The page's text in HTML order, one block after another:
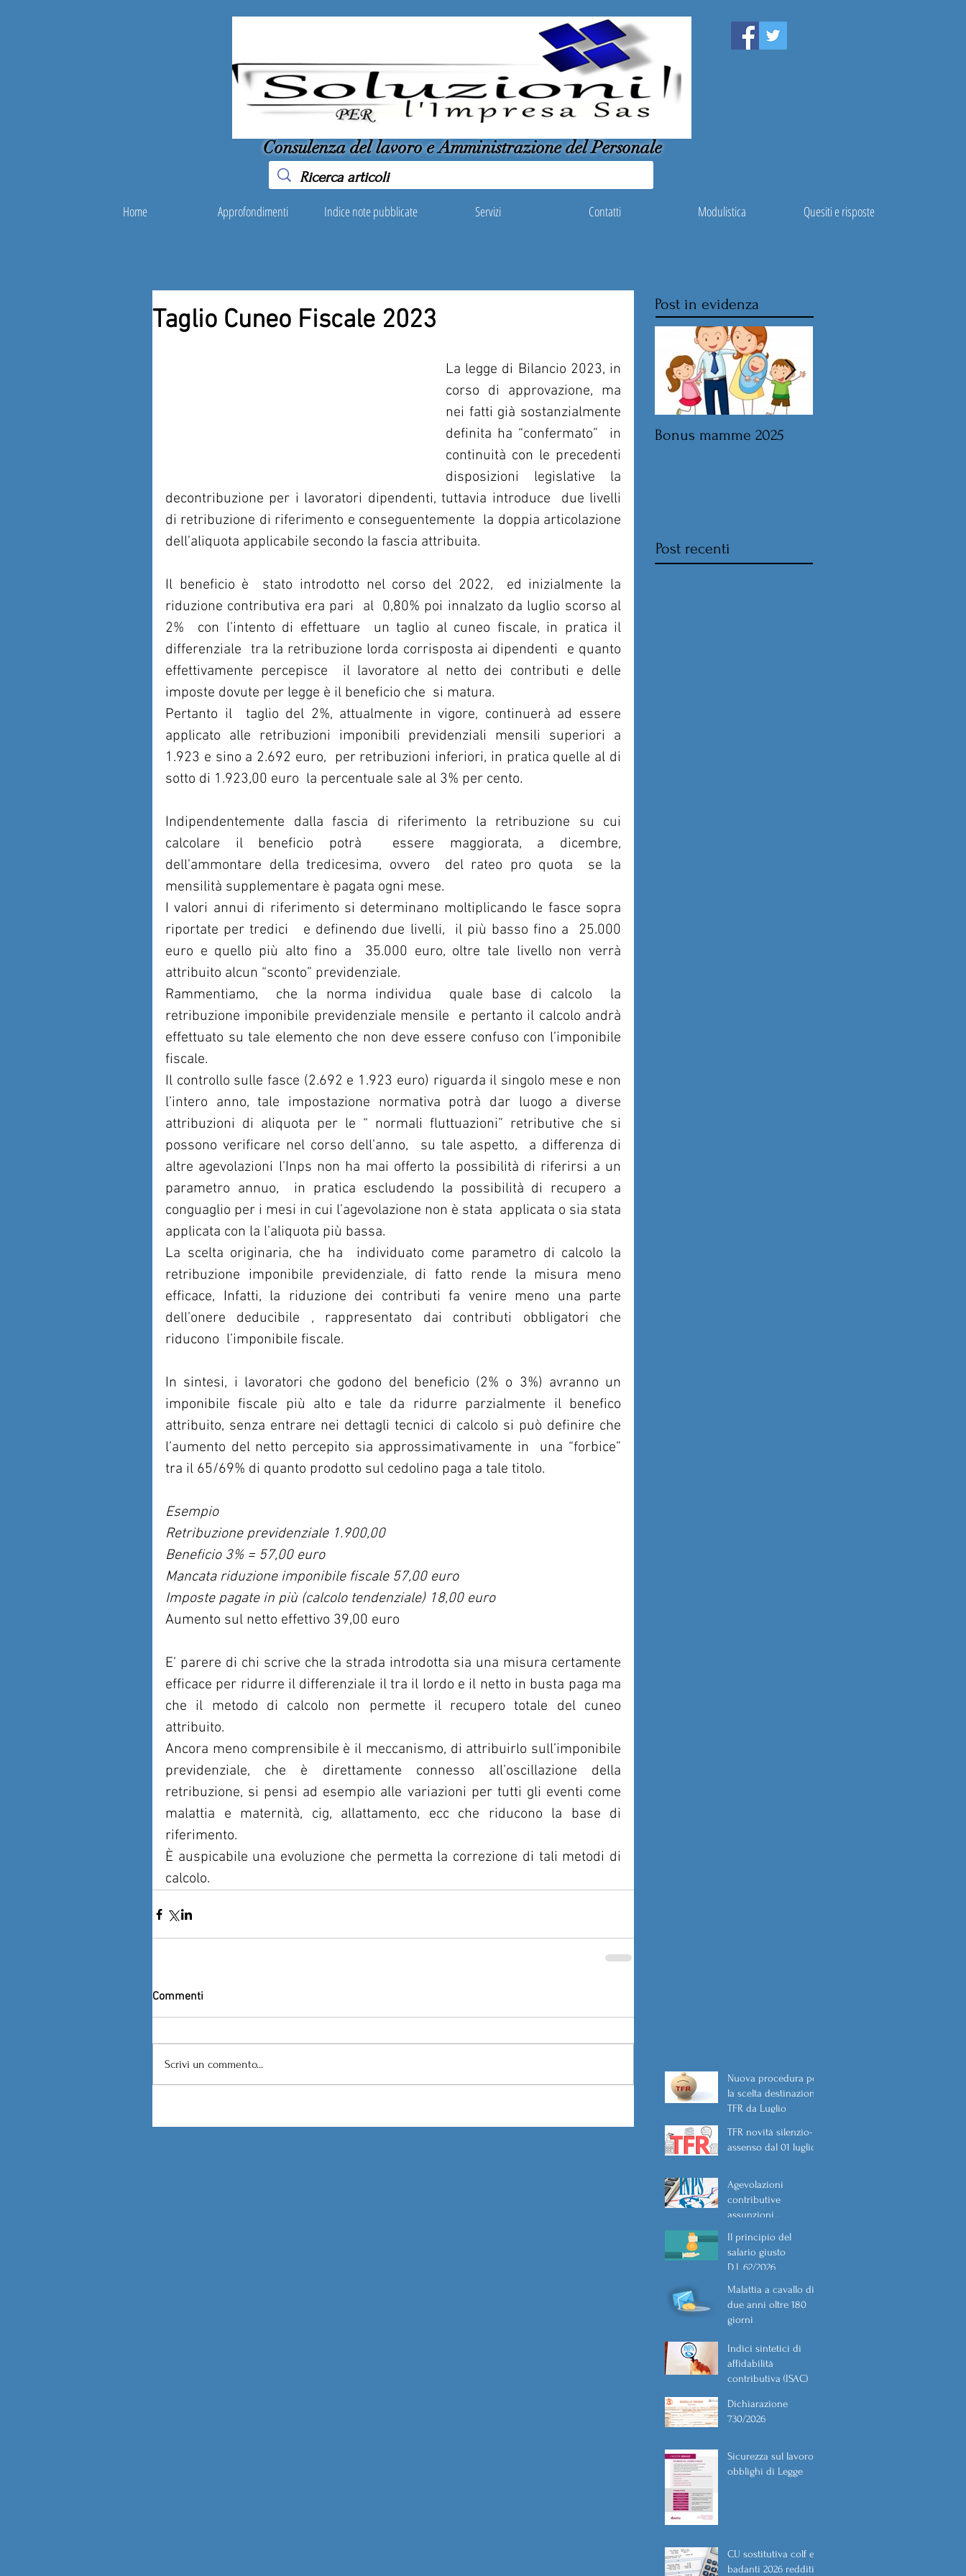
Consulenza del lavoro e Amministrazione del Personale
Home Approfondimenti Indice note pubblicate Servizi Contatti Modulistica Quesiti e risposte
Taglio Cuneo Fiscale 2023
La legge di Bilancio 2023, in
corso di approvazione, ma
nei fatti già sostanzialmente
definita ha “confermato”  in
continuità con le precedenti
disposizioni legislative la
decontribuzione per i lavoratori dipendenti, tuttavia introduce  due livelli
di retribuzione di riferimento e conseguentemente  la doppia articolazione
dell’aliquota applicabile secondo la fascia attribuita.
Il beneficio è  stato introdotto nel corso del 2022,  ed inizialmente la
riduzione contributiva era pari  al  0,80% poi innalzato da luglio scorso al
2%  con l’intento di effettuare  un taglio al cuneo fiscale, in pratica il
differenziale  tra la retribuzione lorda corrisposta ai dipendenti  e quanto
effettivamente percepisce  il lavoratore al netto dei contributi e delle
imposte dovute per legge è il beneficio che  si matura.
Pertanto il  taglio del 2%, attualmente in vigore, continuerà ad essere
applicato alle retribuzioni imponibili previdenziali mensili superiori a
1.923 e sino a 2.692 euro,  per retribuzioni inferiori, in pratica quelle al di
sotto di 1.923,00 euro  la percentuale sale al 3% per cento.
Indipendentemente dalla fascia di riferimento la retribuzione su cui
calcolare il beneficio potrà  essere maggiorata, a dicembre,
dell’ammontare della tredicesima, ovvero  del rateo pro quota  se la
mensilità supplementare è pagata ogni mese.
I valori annui di riferimento si determinano moltiplicando le fasce sopra
riportate per tredici   e definendo due livelli,  il più basso fino a  25.000
euro e quello più alto fino a  35.000 euro, oltre tale livello non verrà
attribuito alcun “sconto” previdenziale.
Rammentiamo,  che la norma individua  quale base di calcolo  la
retribuzione imponibile previdenziale mensile  e pertanto il calcolo andrà
effettuato su tale elemento che non deve essere confuso con l’imponibile
fiscale.
Il controllo sulle fasce (2.692 e 1.923 euro) riguarda il singolo mese e non
l’intero anno, tale impostazione normativa potrà dar luogo a diverse
attribuzioni di aliquota per le “ normali fluttuazioni” retributive che si
possono verificare nel corso dell’anno,  su tale aspetto,  a differenza di
altre agevolazioni l’Inps non ha mai offerto la possibilità di riferirsi a un
parametro annuo,  in pratica escludendo la possibilità di recupero a
conguaglio per i mesi in cui l’agevolazione non è stata  applicata o sia stata
applicata con la l’aliquota più bassa.
La scelta originaria, che ha  individuato come parametro di calcolo la
retribuzione imponibile previdenziale, di fatto rende la misura meno
efficace, Infatti, la riduzione dei contributi fa venire meno una parte
dell’onere deducibile , rappresentato dai contributi obbligatori che
riducono  l’imponibile fiscale.
In sintesi, i lavoratori che godono del beneficio (2% o 3%) avranno un
imponibile fiscale più alto e tale da ridurre parzialmente il benefico
attribuito, senza entrare nei dettagli tecnici di calcolo si può definire che
l’aumento del netto percepito sia approssimativamente in  una “forbice”
tra il 65/69% di quanto prodotto sul cedolino paga a tale titolo.
Esempio
Retribuzione previdenziale 1.900,00
Beneficio 3% = 57,00 euro
Mancata riduzione imponibile fiscale 57,00 euro
Imposte pagate in più (calcolo tendenziale) 18,00 euro
Aumento sul netto effettivo 39,00 euro
E’ parere di chi scrive che la strada introdotta sia una misura certamente
efficace per ridurre il differenziale il tra il lordo e il netto in busta paga ma
che il metodo di calcolo non permette il recupero totale del cuneo
attribuito.
Ancora meno comprensibile è il meccanismo, di attribuirlo sull’imponibile
previdenziale, che è direttamente connesso all’oscillazione della
retribuzione, si pensi ad esempio alle variazioni per tutti gli eventi come
malattia e maternità, cig, allattamento, ecc che riducono la base di
riferimento.
È auspicabile una evoluzione che permetta la correzione di tali metodi di
calcolo.
Commenti
Scrivi un commento...
Post in evidenza
Bonus mamme 2025
Post recenti
Nuova procedura per
la scelta destinazione
TFR da Luglio
TFR novità silenzio-
assenso dal 01 luglio
Agevolazioni
contributive
assunzioni
Il principio del
salario giusto
D.L.62/2026
Malattia a cavallo di
due anni oltre 180
giorni
Indici sintetici di
affidabilità
contributiva (ISAC)
Dichiarazione
730/2026
Sicurezza sul lavoro
obblighi di Legge
CU sostitutiva colf e
badanti 2026 redditi